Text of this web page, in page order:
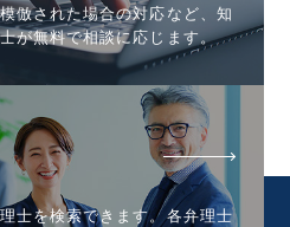
倣された場合の対応など、知
が無料で相談に応じます。
士を検索できます。各弁理士